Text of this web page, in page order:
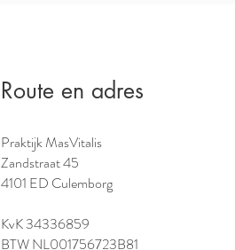
Route en adres
Praktijk MasVitalis
Zandstraat 45
4101 ED Culemborg
KvK 34336859
BTW NL001756723B81